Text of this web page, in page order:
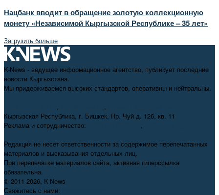
Нацбанк вводит в обращение золотую коллекционную
монету «Независимой Кыргызской Республике – 35 лет»
Загрузить больше
K-News - ведущее информационное агентство, публикует последние
новости Кыргызстана.
Мы придерживаемся высоких стандартов, оперативны и нейтральны.
, ,
Кыргызская Республика, г. Бишкек, Пр. Чуй д. 126, кв. 11
Реклама и сотрудничество:
,
Редакция не несет ответственности за содержимое перепечатанных
материалов и высказывания отдельных лиц.
При перепечатке материалов сайта, активная гиперссылка
обязательна.
© 2011-2026, K-News
Свяжитесь с нами: